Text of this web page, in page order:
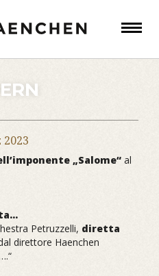
2023
„Salome“ al
Petruzzelli, diretta
direttore Haenchen